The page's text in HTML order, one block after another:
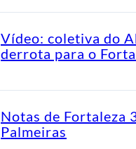
Vídeo: coletiva do
derrota para o
Notas de Fortaleza
Palmeiras